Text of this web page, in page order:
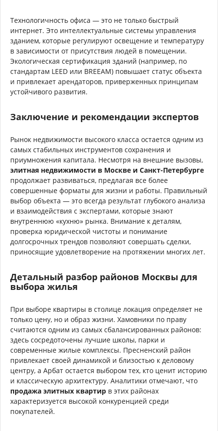
Технологичность офиса — это не только быстрый
интернет. Это интеллектуальные системы управления
зданием, которые регулируют освещение и температуру
в зависимости от присутствия людей в помещении.
Экологическая сертификация зданий (например, по
стандартам LEED или BREEAM) повышает статус объекта
и привлекает арендаторов, приверженных принципам
устойчивого развития.
Заключение и рекомендации экспертов
Рынок недвижимости высокого класса остается одним из
самых стабильных инструментов сохранения и
приумножения капитала. Несмотря на внешние вызовы,
элитная недвижимости в Москве и Санкт-Петербурге
продолжает развиваться, предлагая все более
совершенные форматы для жизни и работы. Правильный
выбор объекта — это всегда результат глубокого анализа
и взаимодействия с экспертами, которые знают
внутреннюю «кухню» рынка. Внимание к деталям,
проверка юридической чистоты и понимание
долгосрочных трендов позволяют совершать сделки,
приносящие удовлетворение на протяжении многих лет.
Детальный разбор районов Москвы для
выбора жилья
При выборе квартиры в столице локация определяет не
только цену, но и образ жизни. Хамовники по праву
считаются одним из самых сбалансированных районов:
здесь сосредоточены лучшие школы, парки и
современные жилые комплексы. Пресненский район
привлекает своей динамикой и близостью к деловому
центру, а Арбат остается выбором тех, кто ценит историю
и классическую архитектуру. Аналитики отмечают, что
продажа элитных квартир в этих районах
характеризуется высокой конкуренцией среди
покупателей.